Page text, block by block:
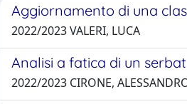
Aggiornamento di una
2022/2023 VALERI, LUCA
Analisi a fatica di un
2022/2023 CIRONE,